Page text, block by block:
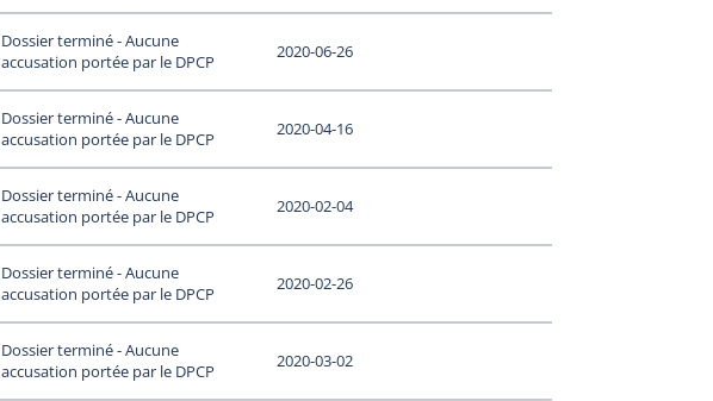
Dossier terminé - Aucune
accusation portée par le DPCP
2020-06-26
Dossier terminé - Aucune
accusation portée par le DPCP
2020-04-16
Dossier terminé - Aucune
accusation portée par le DPCP
2020-02-04
Dossier terminé - Aucune
accusation portée par le DPCP
2020-02-26
Dossier terminé - Aucune
accusation portée par le DPCP
2020-03-02